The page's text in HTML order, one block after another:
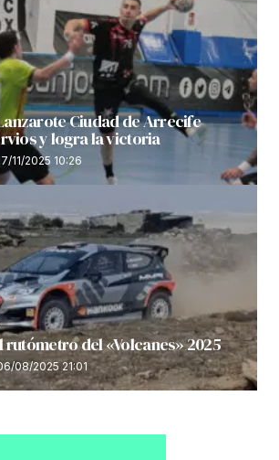
Ciudad de Arrecife
y logra la victoria
11/2025 10:26
del «Volcanes» 2025
08/2025 21:01